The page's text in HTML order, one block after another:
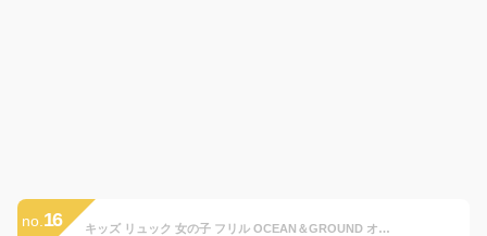
no. 16 キッズ リュック 女の子 フリル OCEAN＆GROUND オーシャンアンドグラウンド おしゃれ リュックサック 9L 4L 通園 通学 ベビー リュック 小学生 高学年 低学年 かわいい ブランド 1815103 遠足 ハーネス 幼稚園 子供 丈夫 バッグ 通園バッグ カラフル 子ども 可愛い 防災